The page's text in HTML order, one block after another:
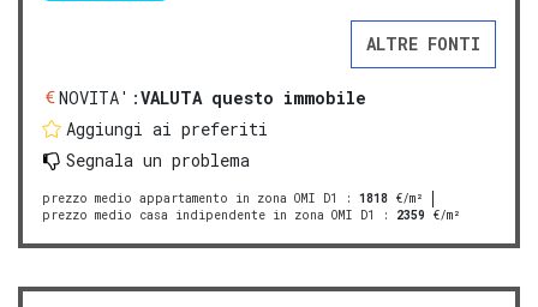
ALTRE FONTI
NOVITA':VALUTA questo immobile
Aggiungi ai preferiti
Segnala un problema
prezzo medio appartamento in zona OMI D1 : 1818 €/m²
prezzo medio casa indipendente in zona OMI D1
: 2359 €/m²